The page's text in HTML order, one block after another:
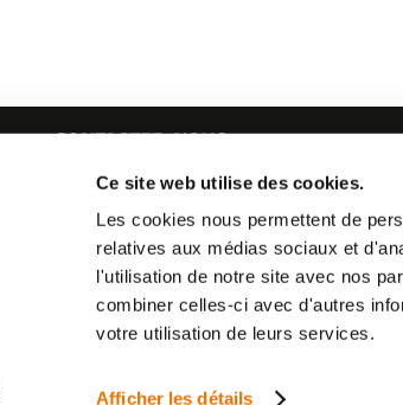
Ce site web utilise des cookies.
Les cookies nous permettent de
relatives aux médias sociaux et
l'utilisation de notre site avec nos
combiner celles-ci avec d'autres
votre utilisation de leurs services.
Afficher les détails
CONTACTEZ-NOUS
Par e-mail :Cliquez ici
05 63 42 21 24
(coût d'un appel local)